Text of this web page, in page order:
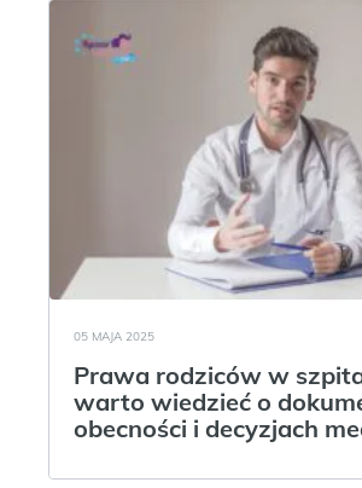
05 MAJA 2025
Prawa rodziców w
warto wiedzieć o
obecności i decyzjach